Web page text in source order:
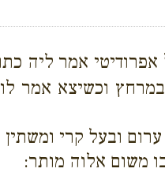
אמר ליה
וכשיצא אמר
ובעל קרי ומשתין
משום אלוה מותר: